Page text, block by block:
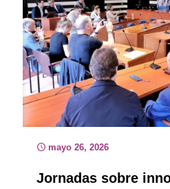
mayo 26, 2026
Jornadas sobre